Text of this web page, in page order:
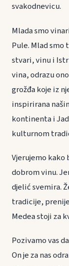
svakodnevicu.
Mlada smo
Pule. Mlad
stvari, vinu i
vina, odrazu
grožđa koje iz
inspirirana
kontinenta i
kulturnom
Vjerujemo
dobrom vinu.
djelić svemira.
tradicije,
Medea stoji za
Pozivamo vas
On je za nas